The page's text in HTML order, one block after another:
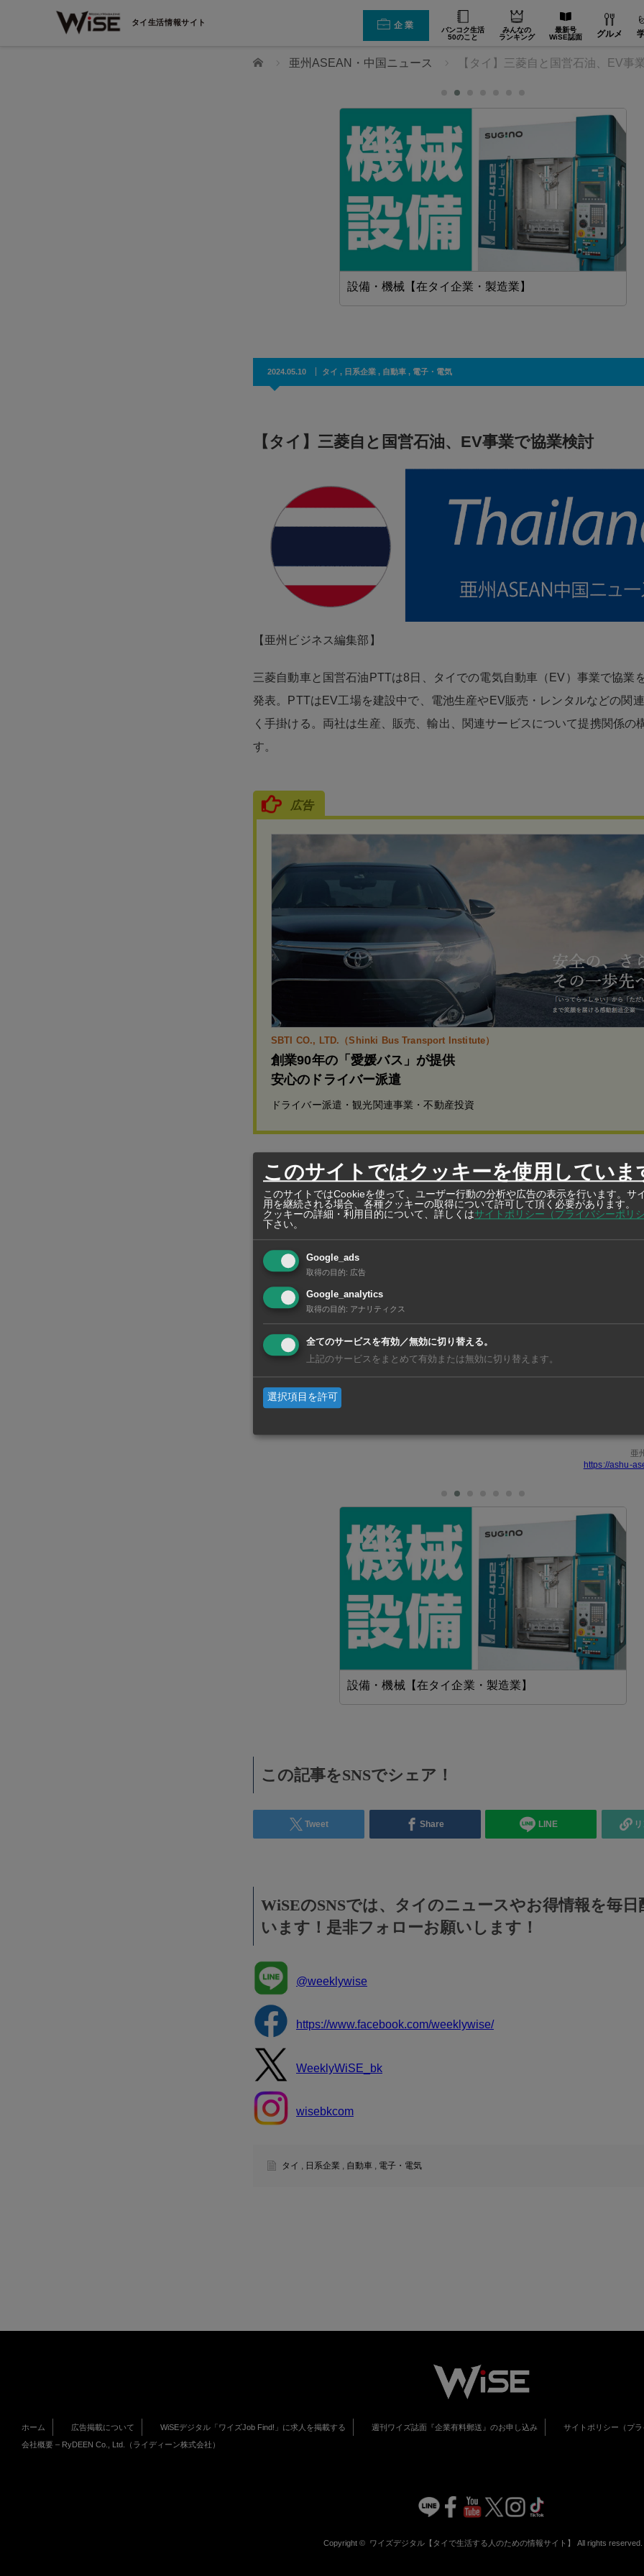
タイ生活情報サイト 企業
バンコク生活
50のこと
みんなの
ランキング
最新号
WiSE誌面
グルメ
ホーム 亜州ASEAN・中国ニュース 【タイ】三菱自と国営石油、EV事
設備・機械【在タイ企業・製造業】
2024.05.10 タイ , 日系企業 , 自動車 , 電子・電気
【タイ】三菱自と国営石油、EV事業で協業検討
【亜州ビジネス編集部】
三菱自動車と国営石油PTTは8日、タイでの電気自動車（EV）事業で協業
発表。PTTはEV工場を建設中で、電池生産やEV販売・レンタルなどの関
く手掛ける。両社は生産、販売、輸出、関連サービスについて提携関係の
す。
広告
SBTI CO., LTD.（Shinki Bus Transport Institute）
創業90年の「愛媛バス」が提供
安心のドライバー派遣
ドライバー派遣・観光関連事業・不動産投資
三菱自の現地法人ミツビシ・モーターズ・タイランド（MMTh）と、PTT
社アルン・プラスを含む4社で基本合意書（LOI）を7日に交わした。EVエ
（生態系）構想を掲げるPTTと、電動車戦略を推進する三菱自動車の協力
ビリティーサービスなども含む各種事業で提携の機会を探る。
アルンは台湾の鴻海（ホンハイ）精密工業と合弁を組み、東部チョンブリ
にEV工場を着工。今年中にも稼働を開始する。鴻海が開発した車台などの
フォーム「MIH」を使用し、他の自動車メーカーからの受託で生産する。
三菱自はタイで、軽商用EVを使った輸送業務の実証実験などを行うなど、
けた検討を進めてきた。東南アジアではインドネシアで昨年末に軽商用EV
EV（現地名L100 EV）」の現地生産を開始し、今年2月に販売を開始して
亜
https://ashu-
設備・機械【在タイ企業・製造業】
この記事をSNSでシェア！
Tweet Share LINE
WiSEのSNSでは、タイのニュースやお得情報を毎日
います！是非フォローお願いします！
@weeklywise
https://www.facebook.com/weeklywise/
WeeklyWiSE_bk
wisebkcom
タイ , 日系企業 , 自動車 , 電子・電気
ホーム 広告掲載について WiSEデジタル「ワイズJob Find!」に求人を掲載する 週刊ワイズ誌面『企業有料郵送』のお申し込み サイトポリシー（プラ
会社概要 – RyDEEN Co., Ltd.（ライディーン株式会社）
Copyright © ワイズデジタル【タイで生活する人のための情報サイト】 All rights reserved.
このサイトではクッキーを使用していま
このサイトではCookieを使って、ユーザー行動の分析や広告の表示を行います。サ
用を継続される場合、各種クッキーの取得について許可して頂く必要があります。
クッキーの詳細・利用目的について、詳しくはサイトポリシー（プライバシーポリシ
下さい。
Google_ads
取得の目的: 広告
Google_analytics
取得の目的: アナリティクス
全てのサービスを有効／無効に切り替える。
上記のサービスをまとめて有効または無効に切り替えます。
選択項目を許可